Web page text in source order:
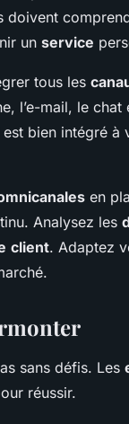
doivent
un service
tous les
l’e-mail, le chat
est bien intégré à
en
Analysez les
client. Adaptez
sans défis. Les
réussir.